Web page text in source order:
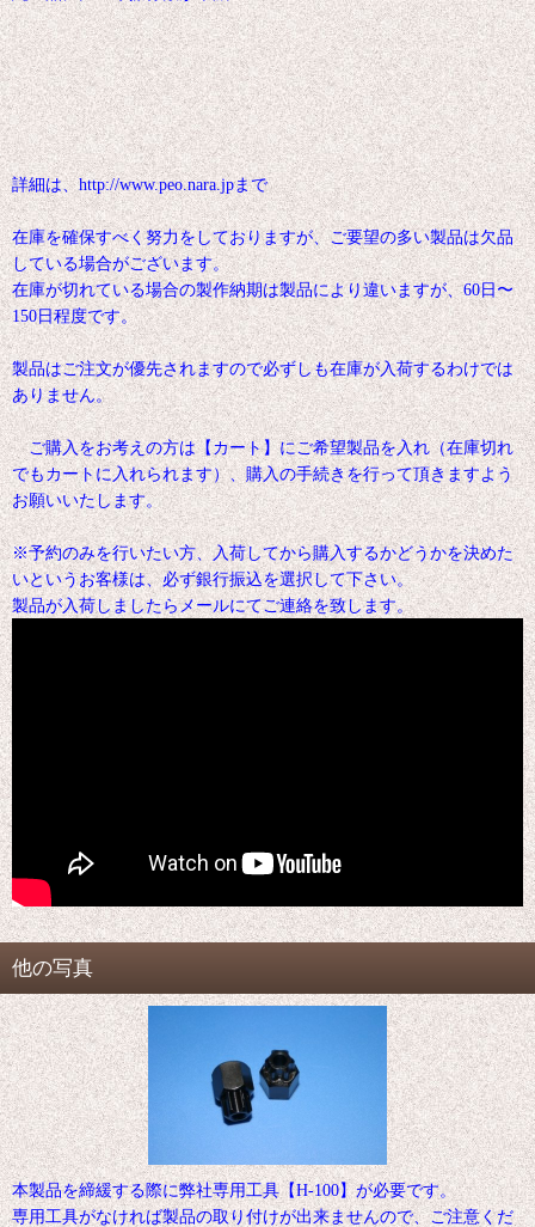
詳細は、http://www.peo.nara.jpまで
在庫を確保すべく努力をしておりますが、ご要望の多い製品は欠品
している場合がございます。
在庫が切れている場合の製作納期は製品により違いますが、60日〜
150日程度です。
製品はご注文が優先されますので必ずしも在庫が入荷するわけでは
ありません。
ご購入をお考えの方は【カート】にご希望製品を入れ（在庫切れ
でもカートに入れられます）、購入の手続きを行って頂きますよう
お願いいたします。
※予約のみを行いたい方、入荷してから購入するかどうかを決めた
いというお客様は、必ず銀行振込を選択して下さい。
製品が入荷しましたらメールにてご連絡を致します。
他の写真
本製品を締緩する際に弊社専用工具【H-100】が必要です。
専用工具がなければ製品の取り付けが出来ませんので、ご注意くだ